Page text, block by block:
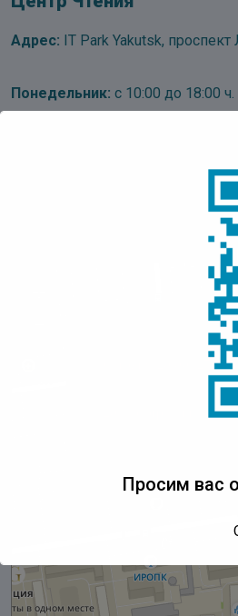
Адрес: IT Park Yakutsk,
Понедельник: с 10:00 до 18:00 ч.
–
Просим вас